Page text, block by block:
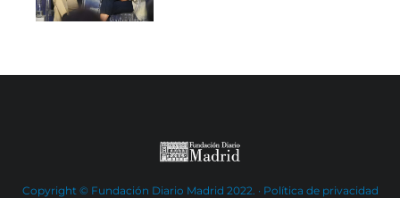
Copyright © Fundación Diario Madrid 2022. · Política de privacidad